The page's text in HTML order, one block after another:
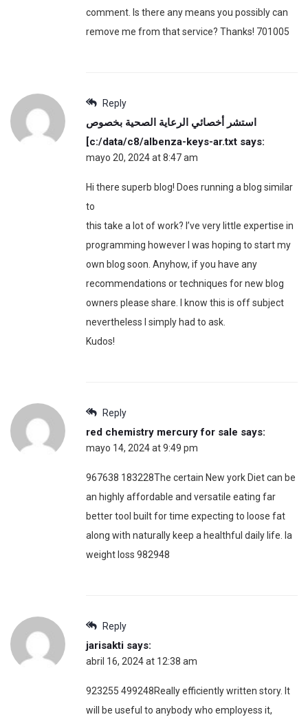
comment. Is there any means you possibly can
remove me from that service? Thanks! 701005
Reply
استشر أخصائي الرعاية الصحية بخصوص
[c:/data/c8/albenza-keys-ar.txt says:
mayo 20, 2024 at 8:47 am
Hi there superb blog! Does running a blog similar
to
this take a lot of work? I’ve very little expertise in
programming however I was hoping to start my
own blog soon. Anyhow, if you have any
recommendations or techniques for new blog
owners please share. I know this is off subject
nevertheless I simply had to ask.
Kudos!
Reply
red chemistry mercury for sale​ says:
mayo 14, 2024 at 9:49 pm
967638 183228The certain New york Diet can be
an highly affordable and versatile eating far
better tool built for time expecting to loose fat
along with naturally keep a healthful daily life. la
weight loss 982948
Reply
jarisakti says:
abril 16, 2024 at 12:38 am
923255 499248Really efficiently written story. It
will be useful to anybody who employess it,